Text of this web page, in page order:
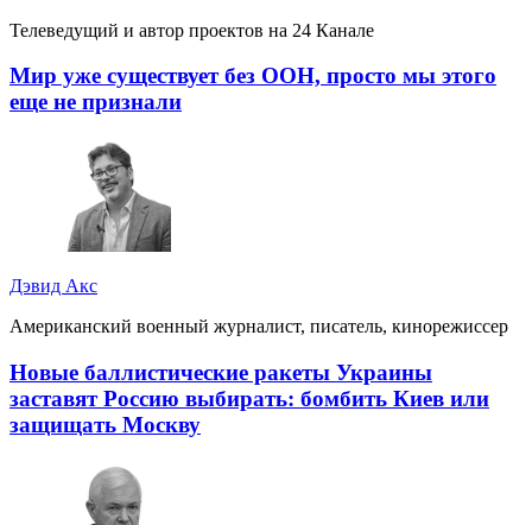
Телеведущий и автор проектов на 24 Канале
Мир уже существует без ООН, просто мы этого
еще не признали
Дэвид Акс
Американский военный журналист, писатель, кинорежиссер
Новые баллистические ракеты Украины
заставят Россию выбирать: бомбить Киев или
защищать Москву